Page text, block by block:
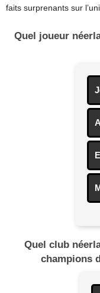
faits surprenants sur
Quel joueur
Quel club
champions